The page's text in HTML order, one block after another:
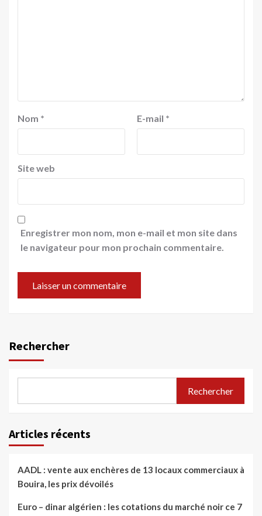
Nom * E-mail *
Site web
Enregistrer mon nom, mon e-mail et mon site dans
le navigateur pour mon prochain commentaire.
Rechercher
Rechercher
Articles récents
AADL : vente aux enchères de 13 locaux commerciaux à
Bouira, les prix dévoilés
Euro – dinar algérien : les cotations du marché noir ce 7